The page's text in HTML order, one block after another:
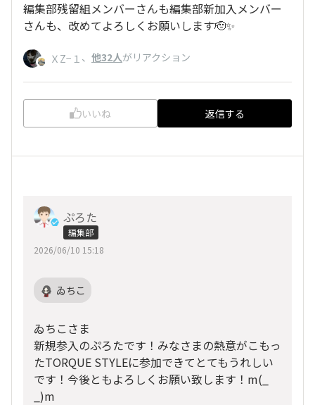
編集部残留組メンバーさんも編集部新加入メンバー
さんも、改めてよろしくお願いします🫡✨
ＸZ−１ 、 他32人がリアクション
いいね 返信する
ぷろた
編集部
2026/06/10 15:18
ゐちこ
ゐちこさま
新規参入のぷろたです！みなさまの熱意がこもっ
たTORQUE STYLEに参加できてとてもうれしい
です！今後ともよろしくお願い致します！m(_
_)m